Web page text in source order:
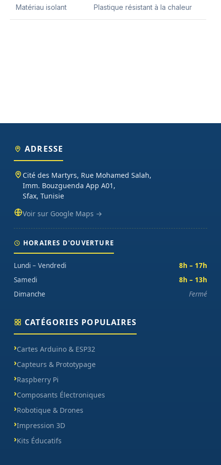
Matériau isolant Plastique résistant à la chaleur
ADRESSE
Cité des Martyrs, Rue Mohamed Salah,
Imm. Bouzguenda App A01,
Sfax, Tunisie
Voir sur Google Maps →
HORAIRES D'OUVERTURE
Lundi – Vendredi
8h – 17h
Samedi
8h – 13h
Dimanche
Fermé
CATÉGORIES POPULAIRES
Cartes Arduino & ESP32
Capteurs & Prototypage
Raspberry Pi
Composants Électroniques
Robotique & Drones
Impression 3D
Kits Éducatifs